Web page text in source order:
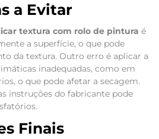
a Evitar
textura com rolo de pintura é
a superfície, o que pode
da textura. Outro erro é aplicar a
inadequadas, como em
o que pode afetar a secagem.
instruções do fabricante pode
Finais